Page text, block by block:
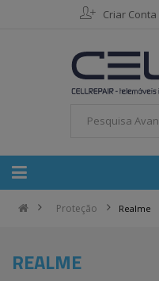
Criar Conta
Proteção Realme
REALME